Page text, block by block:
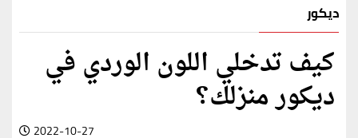
ديكور
كيف تدخلي اللون الوردي في
ديكور منزلك؟
2022-10-27